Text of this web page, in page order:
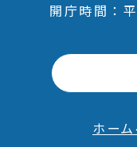
開庁時間
ホー